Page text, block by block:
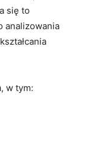
się to
analizowania
w tym: